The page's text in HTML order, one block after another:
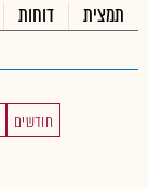
תמצית דוחות
חודשים